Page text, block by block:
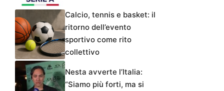
Calcio, tennis e basket: il
ritorno dell’evento
sportivo come rito
collettivo
Nesta avverte l’Italia:
“Siamo più forti, ma si